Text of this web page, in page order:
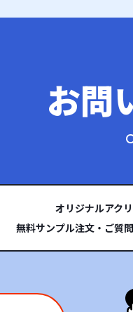
お問
オリジナルアク
無料サンプル注文・ご質